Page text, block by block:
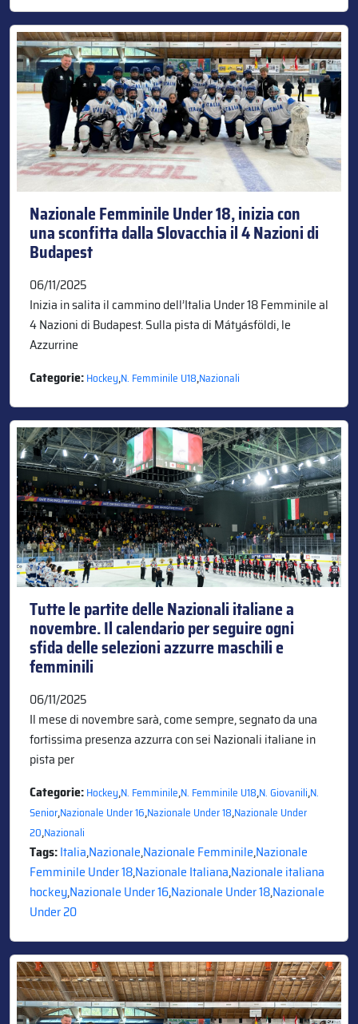
Nazionale Femminile Under 18, inizia con
una sconfitta dalla Slovacchia il 4 Nazioni di
Budapest
06/11/2025
Inizia in salita il cammino dell’Italia Under 18 Femminile al
4 Nazioni di Budapest. Sulla pista di Mátyásföldi, le
Azzurrine
Categorie:Hockey,N. Femminile U18,Nazionali
Tutte le partite delle Nazionali italiane a
novembre. Il calendario per seguire ogni
sfida delle selezioni azzurre maschili e
femminili
06/11/2025
Il mese di novembre sarà, come sempre, segnato da una
fortissima presenza azzurra con sei Nazionali italiane in
pista per
Categorie:Hockey,N. Femminile,N. Femminile U18,N. Giovanili,N.
Senior,Nazionale Under 16,Nazionale Under 18,Nazionale Under
20,Nazionali
Tags:Italia,Nazionale,Nazionale Femminile,Nazionale
Femminile Under 18,Nazionale Italiana,Nazionale italiana
hockey,Nazionale Under 16,Nazionale Under 18,Nazionale
Under 20